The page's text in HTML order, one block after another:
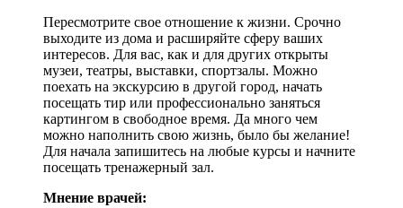
Пересмотрите свое отношение к жизни. Срочно
выходите из дома и расширяйте сферу ваших
интересов. Для вас, как и для других открыты
музеи, театры, выставки, спортзалы. Можно
поехать на экскурсию в другой город, начать
посещать тир или профессионально заняться
картингом в свободное время. Да много чем
можно наполнить свою жизнь, было бы желание!
Для начала запишитесь на любые курсы и начните
посещать тренажерный зал.
Мнение врачей: